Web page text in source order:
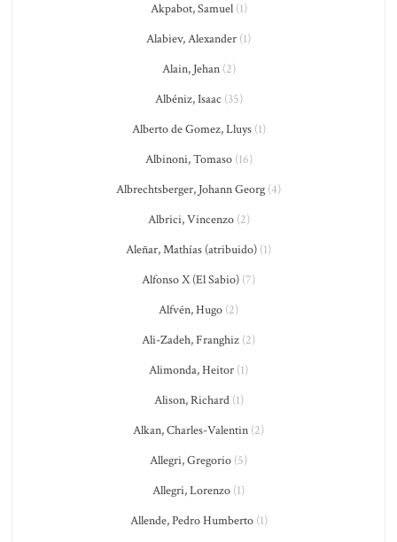
Akpabot, Samuel(1)
Alabiev, Alexander (1)
Alain, Jehan(2)
Albéniz, Isaac (35)
Alberto de Gomez, Lluys(1)
Albinoni, Tomaso(16)
Albrechtsberger, Johann Georg (4)
Albrici, Vincenzo(2)
Aleñar, Mathías (atribuido) (1)
Alfonso X (El Sabio) (7)
Alfvén, Hugo (2)
Ali-Zadeh, Franghiz (2)
Alimonda, Heitor (1)
Alison, Richard(1)
Alkan, Charles-Valentin (2)
Allegri, Gregorio (5)
Allegri, Lorenzo (1)
Allende, Pedro Humberto(1)